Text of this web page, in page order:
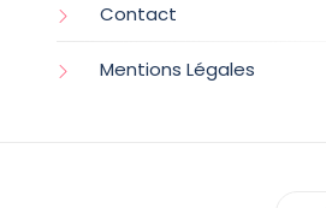
Contact
Mentions Légales